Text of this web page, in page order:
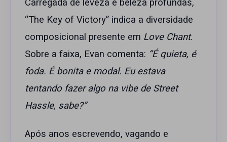
Carregada de leveza e beleza profundas,
“The Key of Victory” indica a diversidade
composicional presente em Love Chant.
Sobre a faixa, Evan comenta: “É quieta, é
foda. É bonita e modal. Eu estava
tentando fazer algo na vibe de Street
Hassle, sabe?”
Após anos escrevendo, vagando e